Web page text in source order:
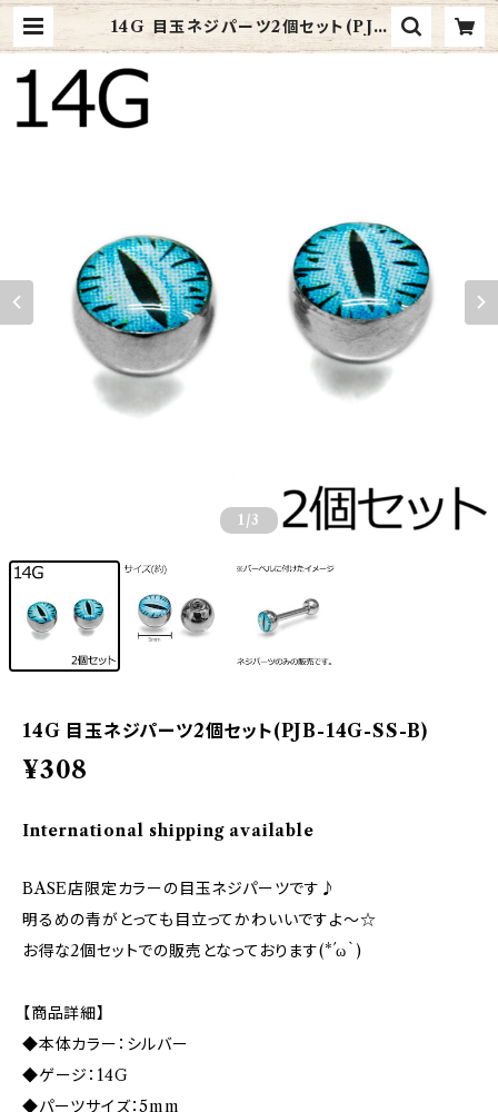
14G 目玉ネジパーツ2個セット(PJB
-14G-SS-B) | 4ages
1 /3
14G 目玉ネジパーツ2個セット(PJB-14G-SS-B)
¥308
International shipping available
BASE店限定カラーの目玉ネジパーツです♪
明るめの青がとっても目立ってかわいいですよ～☆
お得な2個セットでの販売となっております(*´ω｀)
【商品詳細】
◆本体カラー：シルバー
◆ゲージ：14G
◆パーツサイズ：5mm